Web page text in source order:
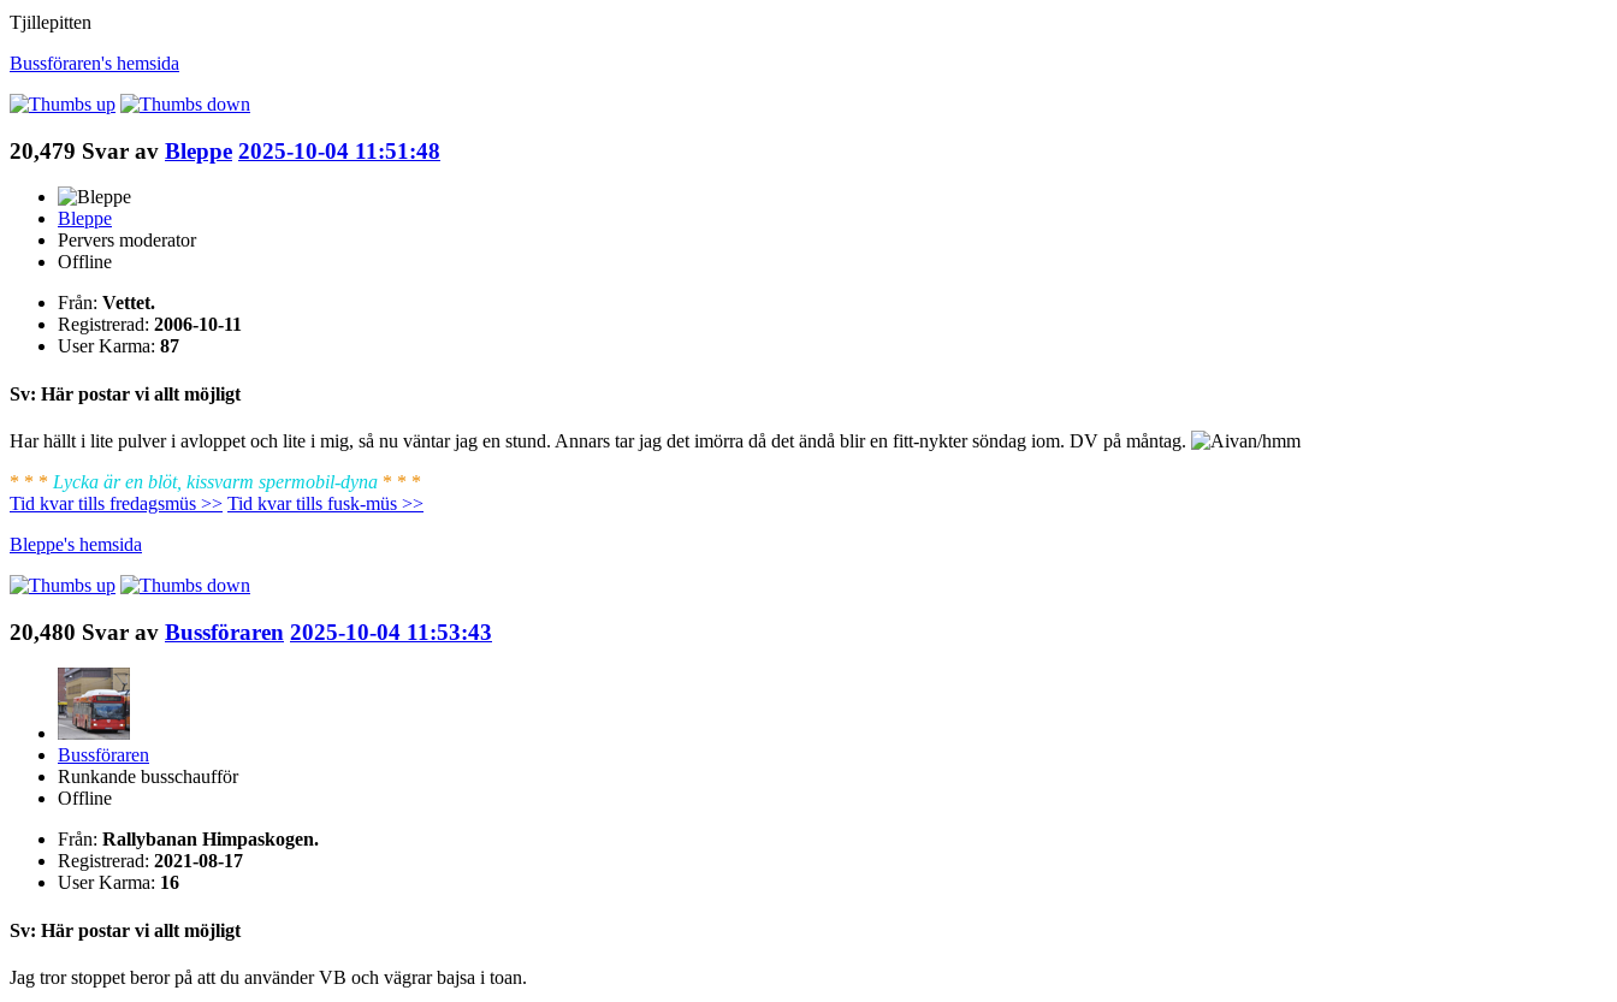
Tjillepitten
Bussföraren's hemsida
20,479 Svar av Bleppe 2025-10-04 11:51:48
Bleppe
Pervers moderator
Offline
Från: Vettet.
Registrerad: 2006-10-11
User Karma: 87
Sv: Här postar vi allt möjligt
Har hällt i lite pulver i avloppet och lite i mig, så nu väntar jag en stund. Annars tar jag det imörra då det ändå blir en fitt-nykter söndag iom. DV på måntag.
* * * Lycka är en blöt, kissvarm spermobil-dyna * * *
Tid kvar tills fredagsmüs >> Tid kvar tills fusk-müs >>
Bleppe's hemsida
20,480 Svar av Bussföraren 2025-10-04 11:53:43
Bussföraren
Runkande busschaufför
Offline
Från: Rallybanan Himpaskogen.
Registrerad: 2021-08-17
User Karma: 16
Sv: Här postar vi allt möjligt
Jag tror stoppet beror på att du använder VB och vägrar bajsa i toan.